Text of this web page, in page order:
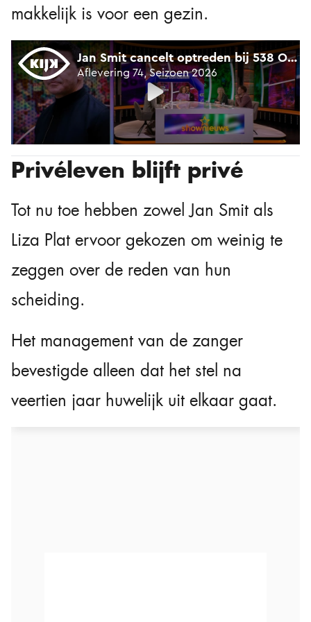
makkelijk is voor een gezin.
Privéleven blijft privé
Tot nu toe hebben zowel Jan Smit als
Liza Plat ervoor gekozen om weinig te
zeggen over de reden van hun
scheiding.
Het management van de zanger
bevestigde alleen dat het stel na
veertien jaar huwelijk uit elkaar gaat.